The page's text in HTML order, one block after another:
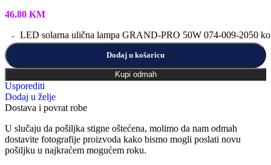
46.80 KM
LED solarna ulična lampa GRAND-PRO 50W 074-009-2050
Dodaj u košaricu
Kupi odmah
Usporediti
Dodaj u želje
Dostava i povrat robe
U slučaju da pošiljka stigne oštećena, molimo da nam odmah
dostavite fotografije proizvoda kako bismo mogli poslati novu
pošiljku u najkraćem mogućem roku.